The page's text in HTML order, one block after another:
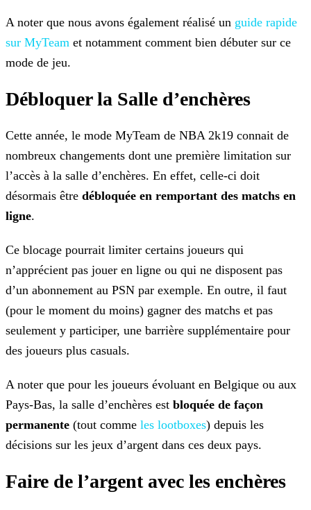
A noter que nous avons également réalisé un guide rapide
sur MyTeam et notamment comment bien débuter sur ce
mode de jeu.
Débloquer la Salle d’enchères
Cette année, le mode MyTeam de NBA 2k19 connait de
nombreux changements dont une première limitation sur
l’accès à la salle d’enchères. En effet, celle-ci doit
désormais être débloquée en remportant des matchs en
ligne.
Ce blocage pourrait limiter certains joueurs qui
n’apprécient pas jouer en ligne ou qui ne disposent pas
d’un abonnement au PSN par exemple. En outre, il faut
(pour le moment du moins) gagner des matchs et pas
seulement y participer, une barrière supplémentaire pour
des joueurs plus casuals.
A noter que pour les joueurs évoluant en Belgique ou aux
Pays-Bas, la salle d’enchères est bloquée de façon
permanente (tout comme les lootboxes) depuis les
décisions sur les jeux d’argent dans ces deux pays.
Faire de l’argent avec les enchères